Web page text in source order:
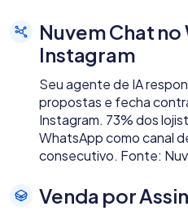
Nuvem Chat
Instagram
Seu agente de IA
propostas e fecha
Instagram. 73% dos
WhatsApp como canal
consecutivo. Fonte:
Venda por